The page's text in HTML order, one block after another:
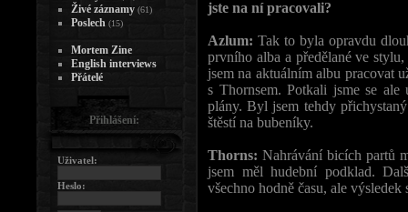
jste na ní pracovali?
Azlum: Tak to byla opravdu
prvního alba a předělané ve
jsem na aktuálním albu pracovat
s Thornsem. Potkali jsme se
plány. Byl jsem tehdy
štěstí na bubeníky.
Thorns: Nahrávání bicích partů
jsem měl hudební podklad.
všechno hodně času, ale výsledek
Živé záznamy (61)
Poslech (15)
Mortem Zine
English interviews
Přátelé
Přihlášení:
Uživatel:
Heslo: